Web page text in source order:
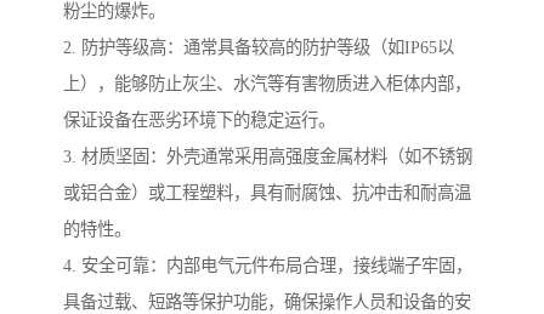
粉尘的爆炸。
2. 防护等级高：通常具备较高的防护等级（如IP65以
上），能够防止灰尘、水汽等有害物质进入柜体内部，
保证设备在恶劣环境下的稳定运行。
3. 材质坚固：外壳通常采用高强度金属材料（如不锈钢
或铝合金）或工程塑料，具有耐腐蚀、抗冲击和耐高温
的特性。
4. 安全可靠：内部电气元件布局合理，接线端子牢固，
具备过载、短路等保护功能，确保操作人员和设备的安